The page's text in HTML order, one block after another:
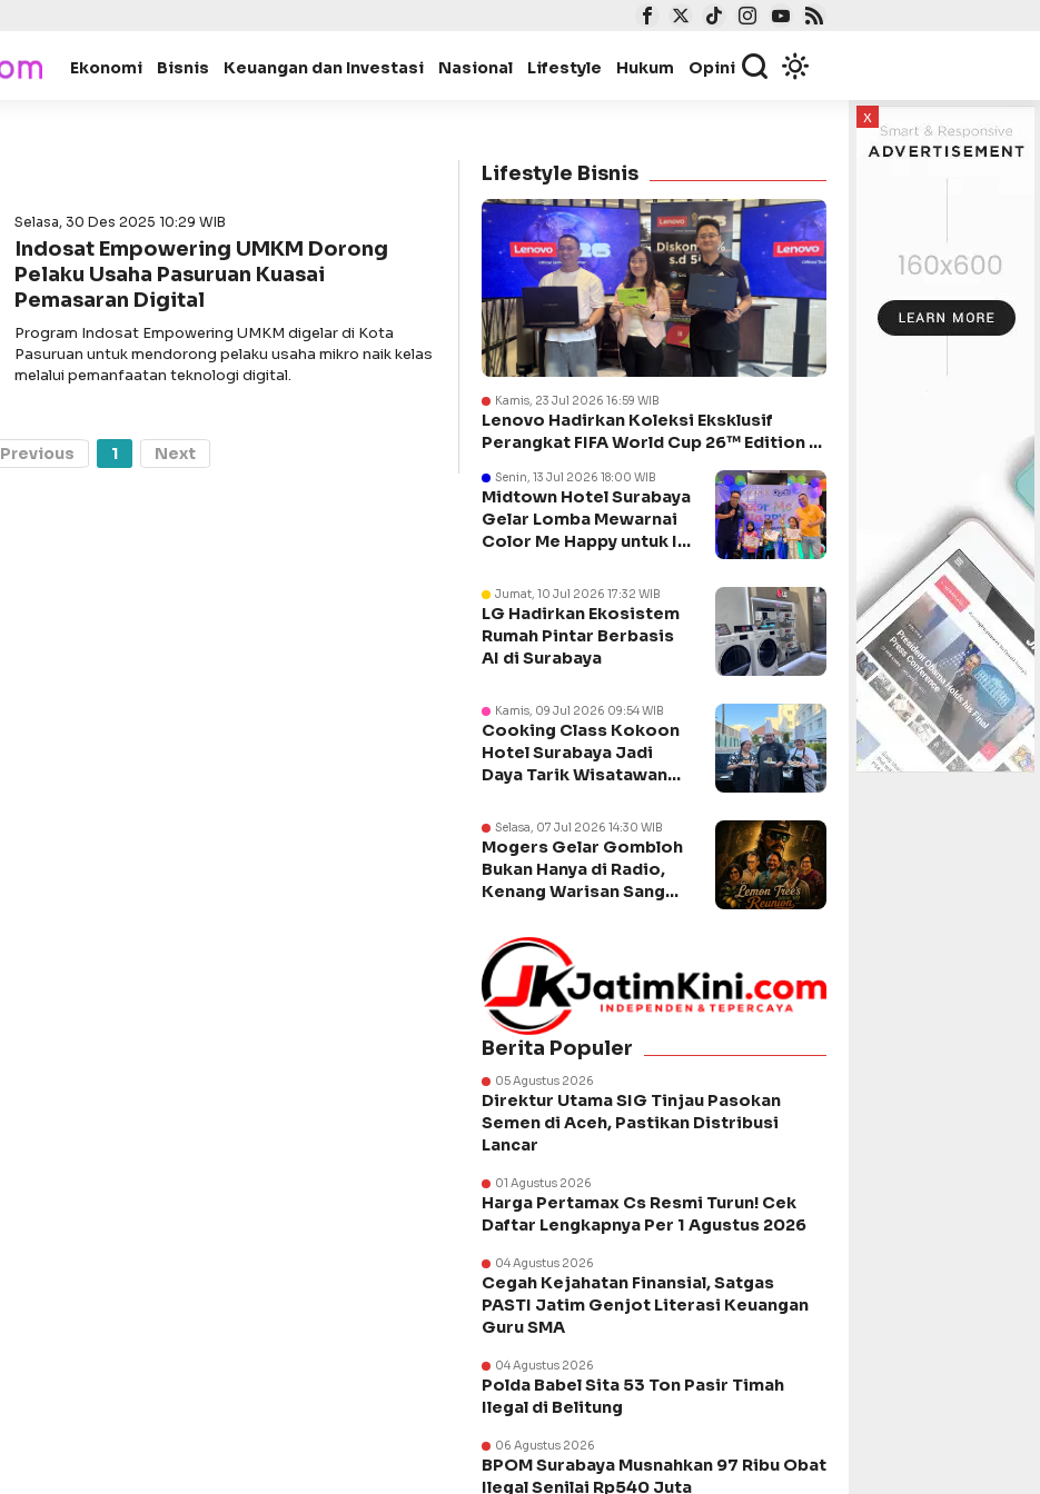
Ekonomi Bisnis Keuangan dan Investasi Nasional Lifestyle Hukum Opini
x
Selasa, 30 Des 2025 10:29 WIB
Indosat Empowering UMKM Dorong
Pelaku Usaha Pasuruan Kuasai
Pemasaran Digital
Program Indosat Empowering UMKM digelar di Kota
Pasuruan untuk mendorong pelaku usaha mikro naik kelas
melalui pemanfaatan teknologi digital.
Previous 1 Next
Lifestyle Bisnis
Kamis, 23 Jul 2026 16:59 WIB
Lenovo Hadirkan Koleksi Eksklusif
Perangkat FIFA World Cup 26™ Edition di
Senin, 13 Jul 2026 18:00 WIB
Midtown Hotel Surabaya
Gelar Lomba Mewarnai
Color Me Happy untuk Isi
Jumat, 10 Jul 2026 17:32 WIB
LG Hadirkan Ekosistem
Rumah Pintar Berbasis
AI di Surabaya
Kamis, 09 Jul 2026 09:54 WIB
Cooking Class Kokoon
Hotel Surabaya Jadi
Daya Tarik Wisatawan
Selasa, 07 Jul 2026 14:30 WIB
Mogers Gelar Gombloh
Bukan Hanya di Radio,
Kenang Warisan Sang
Berita Populer
05 Agustus 2026
Direktur Utama SIG Tinjau Pasokan
Semen di Aceh, Pastikan Distribusi
Lancar
01 Agustus 2026
Harga Pertamax Cs Resmi Turun! Cek
Daftar Lengkapnya Per 1 Agustus 2026
04 Agustus 2026
Cegah Kejahatan Finansial, Satgas
PASTI Jatim Genjot Literasi Keuangan
Guru SMA
04 Agustus 2026
Polda Babel Sita 53 Ton Pasir Timah
Ilegal di Belitung
06 Agustus 2026
BPOM Surabaya Musnahkan 97 Ribu Obat
Ilegal Senilai Rp540 Juta